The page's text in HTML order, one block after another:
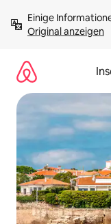
Inhalten
springenOriginal anzeigen